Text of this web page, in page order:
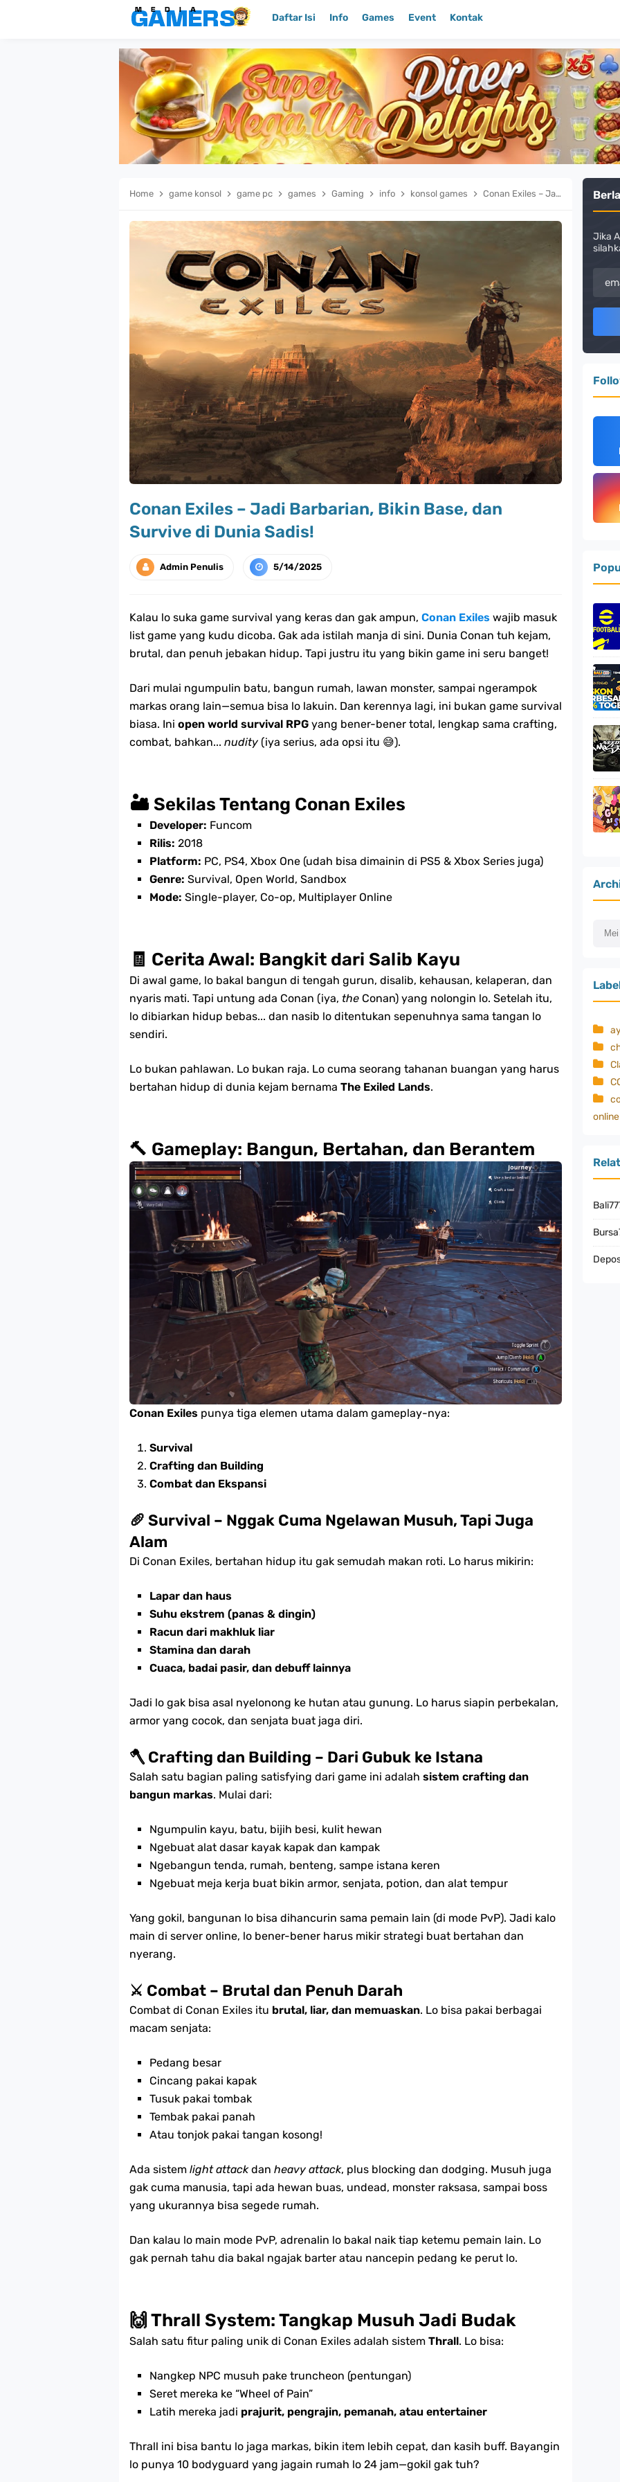
Daftar Isi Info Games Event Kontak
Home game konsol game pc games Gaming info konsol games Conan Exiles – Jadi Barbarian, Bikin Base, dan Survive di Dunia Sadis!
Conan Exiles – Jadi Barbarian, Bikin Base, dan
Survive di Dunia Sadis!
Admin Penulis 5/14/2025
Kalau lo suka game survival yang keras dan gak ampun, Conan Exiles wajib masuk
list game yang kudu dicoba. Gak ada istilah manja di sini. Dunia Conan tuh kejam,
brutal, dan penuh jebakan hidup. Tapi justru itu yang bikin game ini seru banget!
Dari mulai ngumpulin batu, bangun rumah, lawan monster, sampai ngerampok
markas orang lain—semua bisa lo lakuin. Dan kerennya lagi, ini bukan game survival
biasa. Ini open world survival RPG yang bener-bener total, lengkap sama crafting,
combat, bahkan... nudity (iya serius, ada opsi itu 😅).
🏜️ Sekilas Tentang Conan Exiles
Developer: Funcom
Rilis: 2018
Platform: PC, PS4, Xbox One (udah bisa dimainin di PS5 & Xbox Series juga)
Genre: Survival, Open World, Sandbox
Mode: Single-player, Co-op, Multiplayer Online
🧾 Cerita Awal: Bangkit dari Salib Kayu
Di awal game, lo bakal bangun di tengah gurun, disalib, kehausan, kelaperan, dan
nyaris mati. Tapi untung ada Conan (iya, the Conan) yang nolongin lo. Setelah itu,
lo dibiarkan hidup bebas... dan nasib lo ditentukan sepenuhnya sama tangan lo
sendiri.
Lo bukan pahlawan. Lo bukan raja. Lo cuma seorang tahanan buangan yang harus
bertahan hidup di dunia kejam bernama The Exiled Lands.
🔨 Gameplay: Bangun, Bertahan, dan Berantem
Conan Exiles punya tiga elemen utama dalam gameplay-nya:
Survival
Crafting dan Building
Combat dan Ekspansi
🥖 Survival – Nggak Cuma Ngelawan Musuh, Tapi Juga
Alam
Di Conan Exiles, bertahan hidup itu gak semudah makan roti. Lo harus mikirin:
Lapar dan haus
Suhu ekstrem (panas & dingin)
Racun dari makhluk liar
Stamina dan darah
Cuaca, badai pasir, dan debuff lainnya
Jadi lo gak bisa asal nyelonong ke hutan atau gunung. Lo harus siapin perbekalan,
armor yang cocok, dan senjata buat jaga diri.
🪓 Crafting dan Building – Dari Gubuk ke Istana
Salah satu bagian paling satisfying dari game ini adalah sistem crafting dan
bangun markas. Mulai dari:
Ngumpulin kayu, batu, bijih besi, kulit hewan
Ngebuat alat dasar kayak kapak dan kampak
Ngebangun tenda, rumah, benteng, sampe istana keren
Ngebuat meja kerja buat bikin armor, senjata, potion, dan alat tempur
Yang gokil, bangunan lo bisa dihancurin sama pemain lain (di mode PvP). Jadi kalo
main di server online, lo bener-bener harus mikir strategi buat bertahan dan
nyerang.
⚔️ Combat – Brutal dan Penuh Darah
Combat di Conan Exiles itu brutal, liar, dan memuaskan. Lo bisa pakai berbagai
macam senjata:
Pedang besar
Cincang pakai kapak
Tusuk pakai tombak
Tembak pakai panah
Atau tonjok pakai tangan kosong!
Ada sistem light attackdan heavy attack, plus blocking dan dodging. Musuh juga
gak cuma manusia, tapi ada hewan buas, undead, monster raksasa, sampai boss
yang ukurannya bisa segede rumah.
Dan kalau lo main mode PvP, adrenalin lo bakal naik tiap ketemu pemain lain. Lo
gak pernah tahu dia bakal ngajak barter atau nancepin pedang ke perut lo.
🙌 Thrall System: Tangkap Musuh Jadi Budak
Salah satu fitur paling unik di Conan Exiles adalah sistem Thrall. Lo bisa:
Nangkep NPC musuh pake truncheon (pentungan)
Seret mereka ke “Wheel of Pain”
Latih mereka jadi prajurit, pengrajin, pemanah, atau entertainer
Thrall ini bisa bantu lo jaga markas, bikin item lebih cepat, dan kasih buff. Bayangin
lo punya 10 bodyguard yang jagain rumah lo 24 jam—gokil gak tuh?
Jika
online